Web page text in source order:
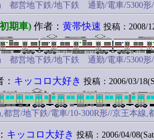
都営地下鉄/地下鉄 通勤/電車/5300形/
期車) 作者： 黄帯快速 投稿：2008/
都営地下鉄/地下鉄 通勤/電車/5300形/
キッコロ大好き 投稿：2006/03/
営/地下鉄/電車/10-300R形//京王本線
キッコロ大好き 投稿：2006/04/